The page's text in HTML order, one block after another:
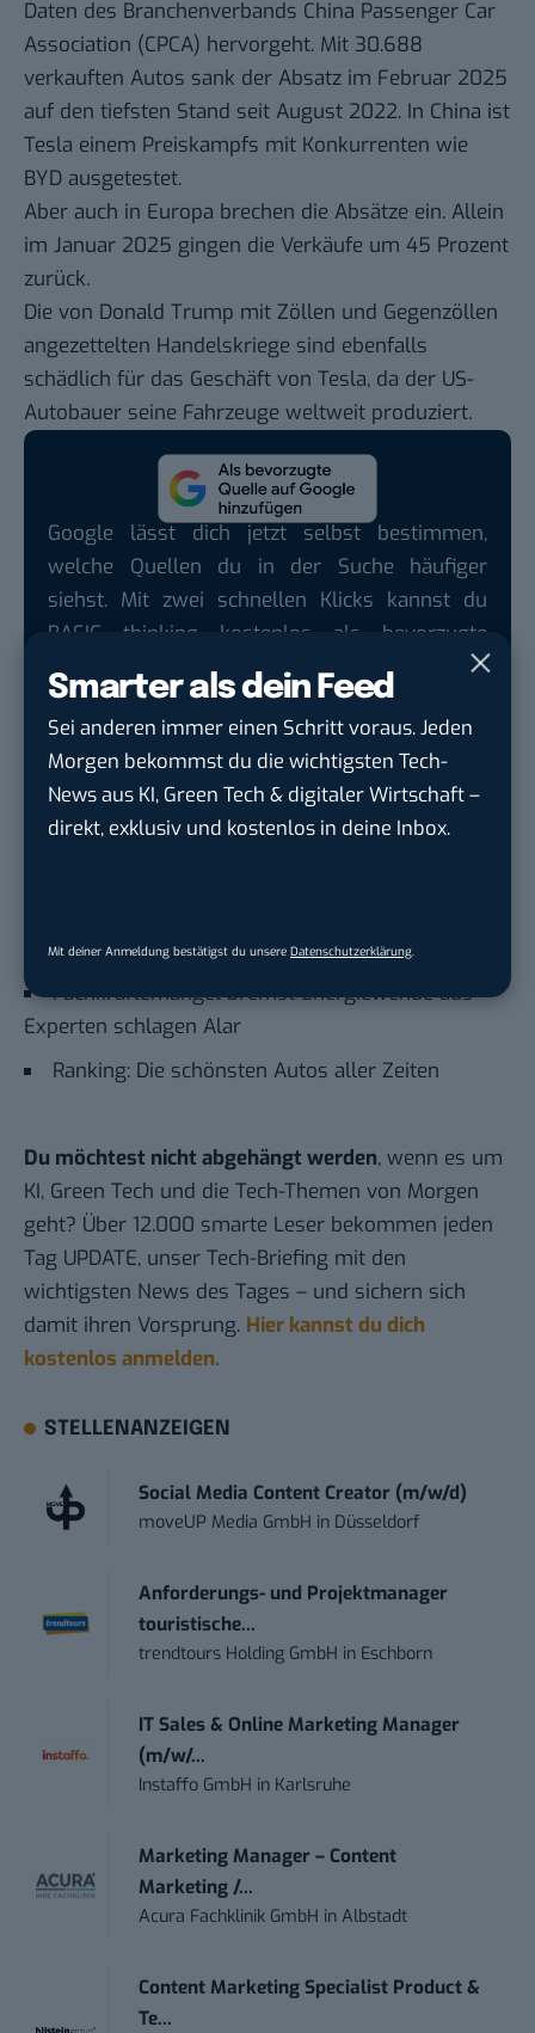
Smarter als dein Feed
Sei anderen immer einen Schritt voraus. Jeden
Morgen bekommst du die wichtigsten Tech-
News aus KI, Green Tech & digitaler Wirtschaft –
direkt, exklusiv und kostenlos in deine Inbox.
Mit deiner Anmeldung bestätigst du unsere Datenschutzerklärung.
Daten des Branchenverbands China Passenger Car
Association (CPCA) hervorgeht. Mit 30.688
verkauften Autos sank der Absatz im Februar 2025
auf den tiefsten Stand seit August 2022. In China ist
Tesla einem Preiskampfs mit Konkurrenten wie
BYD ausgetestet.
Aber auch in Europa brechen die Absätze ein. Allein
im Januar 2025 gingen die Verkäufe um 45 Prozent
zurück.
Die von Donald Trump mit Zöllen und Gegenzöllen
angezettelten Handelskriege sind ebenfalls
schädlich für das Geschäft von Tesla, da der US-
Autobauer seine Fahrzeuge weltweit produziert.
Google lässt dich jetzt selbst bestimmen,
welche Quellen du in der Suche häufiger
siehst. Mit zwei schnellen Klicks kannst du
BASIC thinking kostenlos als bevorzugte
Quelle hinzufügen und damit unabhängigen
Tech-Journalismus unterstützen. Vielen Dank!
Hier basicthinking.de hinzufügen
Auch interessant:
VW ID. Every1: Volkswagen präsentiert
Lilium schon wieder insolvent
Fachkräftemangel bremst Energiewende aus –
Experten schlagen Alar
Ranking: Die schönsten Autos aller Zeiten
Du möchtest nicht abgehängt werden, wenn es um
KI, Green Tech und die Tech-Themen von Morgen
geht? Über 12.000 smarte Leser bekommen jeden
Tag UPDATE, unser Tech-Briefing mit den
wichtigsten News des Tages – und sichern sich
damit ihren Vorsprung. Hier kannst du dich
kostenlos anmelden.
STELLENANZEIGEN
Social Media Content Creator (m/w/d)
moveUP Media GmbH in Düsseldorf
Anforderungs- und Projektmanager
touristische...
trendtours Holding GmbH in Eschborn
IT Sales & Online Marketing Manager
(m/w/...
Instaffo GmbH in Karlsruhe
Marketing Manager – Content
Marketing /...
Acura Fachklinik GmbH inAlbstadt
Content Marketing Specialist Product &
Te...